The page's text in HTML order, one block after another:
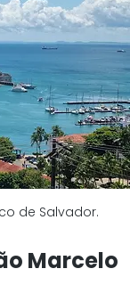
de Salvador.
Marcelo